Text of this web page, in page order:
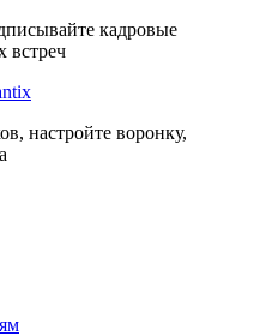
кадровые
встреч
настройте воронку,